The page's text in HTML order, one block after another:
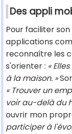
Des appli
Pour faciliter
applications
reconnaître les
s'orienter : «
à la maison. »
« Trouver un
voir au-delà du
ouvrir mon
participer à